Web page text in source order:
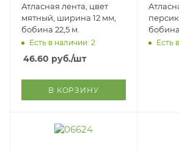
Атласная лента, цвет
мятный, ширина 12 мм,
бобина 22,5 м.
Есть в наличии: 2
46.60 руб./шт
В КОРЗИНУ
бобина
Есть